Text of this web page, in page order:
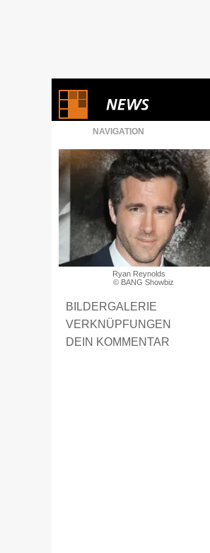
NAVIGATION
Ryan Reynolds
© BANG Showbiz
BILDERGALERIE
VERKNÜPFUNGEN
DEIN KOMMENTAR